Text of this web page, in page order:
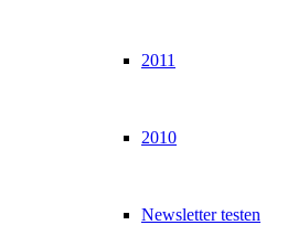
2011
2010
Newsletter testen